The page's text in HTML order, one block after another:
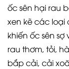
ốc sên hại rau
xen kẽ các
khiến ốc sên
rau thơm, tỏi,
bắp cải, cải